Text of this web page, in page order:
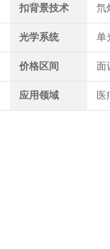
重复性
检出限：
0.003μg/
扣背景技术 氘
光学系统 单
价格区间 面
应用领域